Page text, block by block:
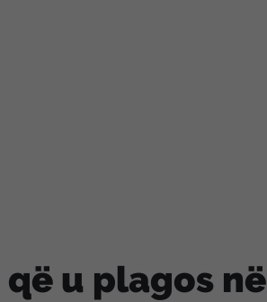
u plagos në